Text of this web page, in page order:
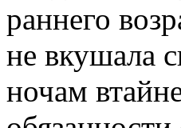
раннего
не вкушала
ночам